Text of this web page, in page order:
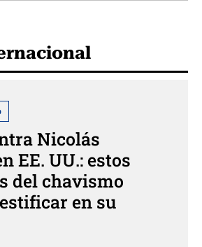
Nicolás
EE. UU.: estos
del chavismo
en su